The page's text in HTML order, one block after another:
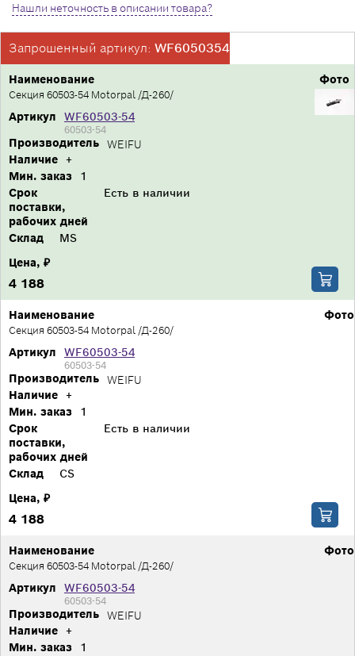
Нашли неточность в описании товара?
Запрошенный артикул: WF6050354
Фото
Производитель WEIFU
Артикул WF60503-54
60503-54
Наименование
Секция 60503-54 Motorpal /Д-260/
Наличие +
Мин. заказ
1
Срок
поставки,
рабочих дней
Есть в наличии
Склад
MS
Цена, ₽
4 188
Фото
Производитель WEIFU
Артикул WF60503-54
60503-54
Наименование
Секция 60503-54 Motorpal /Д-260/
Наличие +
Мин. заказ
1
Срок
поставки,
рабочих дней
Есть в наличии
Склад
CS
Цена, ₽
4 188
Фото
Производитель WEIFU
Артикул WF60503-54
60503-54
Наименование
Секция 60503-54 Motorpal /Д-260/
Наличие +
Мин. заказ
1